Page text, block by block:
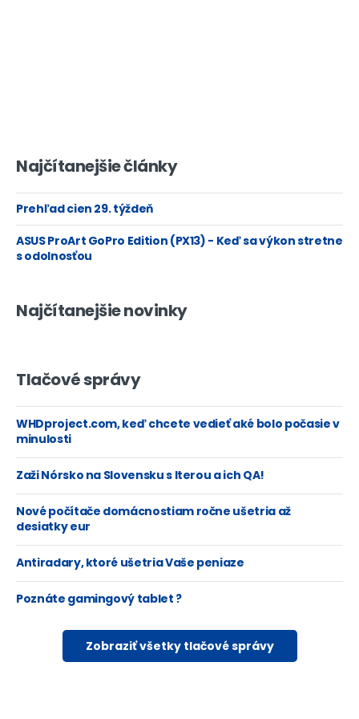
Najčítanejšie články
Prehľad cien 29. týždeň
ASUS ProArt GoPro Edition (PX13) - Keď sa výkon stretne
s odolnosťou
Najčítanejšie novinky
Tlačové správy
WHDproject.com, keď chcete vedieť aké bolo počasie v
minulosti
Zaži Nórsko na Slovensku s Iterou a ich QA!
Nové počítače domácnostiam ročne ušetria až
desiatky eur
Antiradary, ktoré ušetria Vaše peniaze
Poznáte gamingový tablet ?
Zobraziť všetky tlačové správy